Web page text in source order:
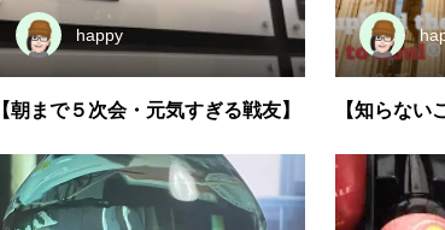
happy
【朝まで５次会・元気すぎる戦友】 【知らない